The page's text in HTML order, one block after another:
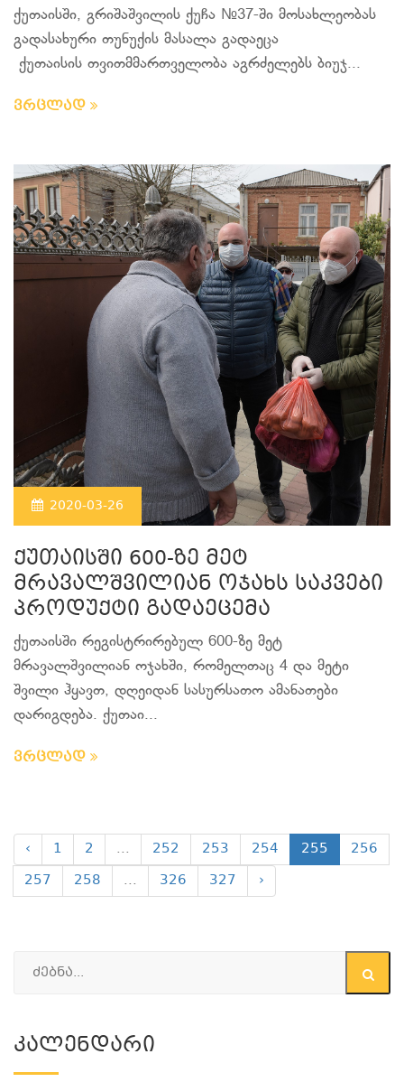
ქუთაისში, გრიშაშვილის ქუჩა №37-ში მოსახლეობას
გადასახური თუნუქის მასალა გადაეცა
ქუთაისის თვითმმართველობა აგრძელებს ბიუჯ...
ვრცლად
2020-03-26
ქუთაისში 600-ზე მეტ
მრავალშვილიან ოჯახს საკვები
პროდუქტი გადაეცემა
ქუთაისში რეგისტრირებულ 600-ზე მეტ
მრავალშვილიან ოჯახში, რომელთაც 4 და მეტი
შვილი ჰყავთ, დღეიდან სასურსათო ამანათები
დარიგდება. ქუთაი...
ვრცლად
‹ 1 2 ... 252 253 254 255
256
257
258 ... 326 327 ›
Კალენდარი